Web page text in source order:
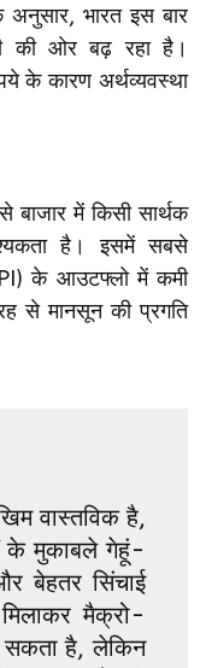
अनुसार, भारत इस बार
की ओर बढ़ रहा है।
के कारण अर्थव्यवस्था
बाजार में किसी सार्थक
है। इसमें सबसे
के आउटफ्लो में कमी
से मानसून की प्रगति
वास्तविक है,
के मुकाबले गेहूं-
बेहतर सिंचाई
मैक्रो-
सकता है, लेकिन